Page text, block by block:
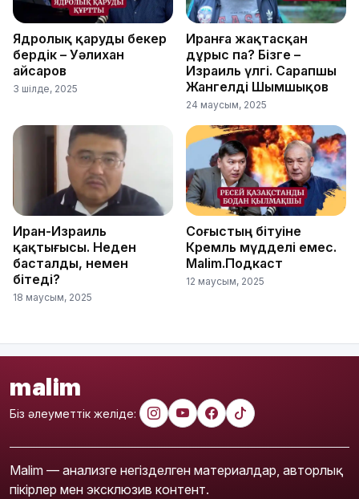
Ядролық қаруды бекер
бердік – Уәлихан
Қайсаров
3 шілде, 2025
Иранға жақтасқан
дұрыс па? Бізге –
Израиль үлгі. Сарапшы
Жангелді Шымшықов
24 маусым, 2025
Иран-Израиль
қақтығысы. Неден
басталды, немен
бітеді?
18 маусым, 2025
Соғыстың бітуіне
Кремль мүдделі емес.
Malim.Подкаст
12 маусым, 2025
malim
Біз әлеуметтік желіде:
Malim — анализге негізделген материалдар, авторлық
пікірлер мен эксклюзив контент.